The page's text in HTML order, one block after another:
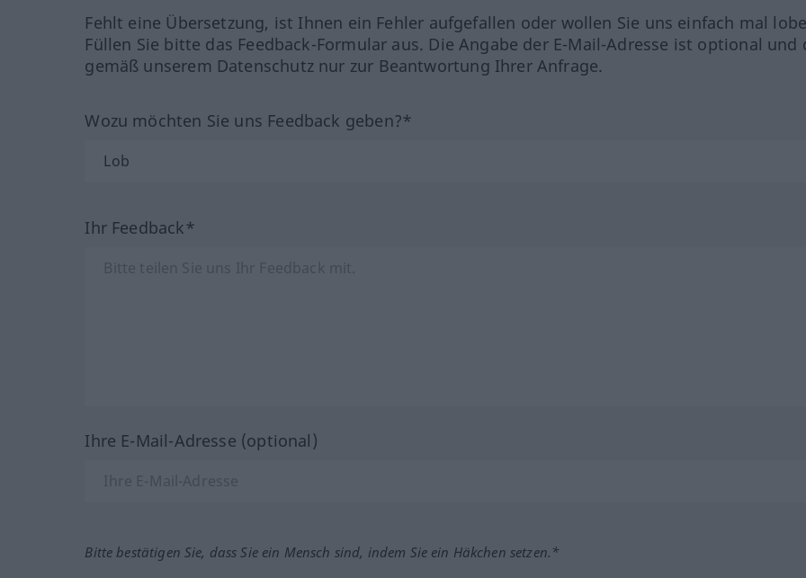
Fehlt eine Übersetzung, ist Ihnen ein Fehler aufgefallen oder wollen Sie uns einfach mal
Füllen Sie bitte das Feedback-Formular aus. Die Angabe der E-Mail-Adresse ist optional und
gemäß unserem Datenschutz nur zur Beantwortung Ihrer Anfrage.
Wozu möchten Sie uns Feedback geben?*
Ihr Feedback*
Ihre E-Mail-Adresse (optional)
Bitte bestätigen Sie, dass Sie ein Mensch sind, indem Sie ein Häkchen setzen.*